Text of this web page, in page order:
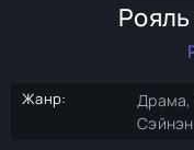
Жанр:
Драма,